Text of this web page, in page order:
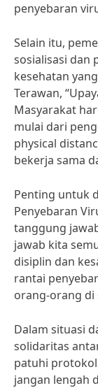
penyebaran
Selain itu,
sosialisasi dan
kesehatan
Terawan,
Masyarakat
mulai dari
physical
bekerja sama
Penting untuk
Penyebaran
tanggung
jawab kita
disiplin dan
rantai
orang-orang di
Dalam situasi
solidaritas
patuhi
jangan lengah